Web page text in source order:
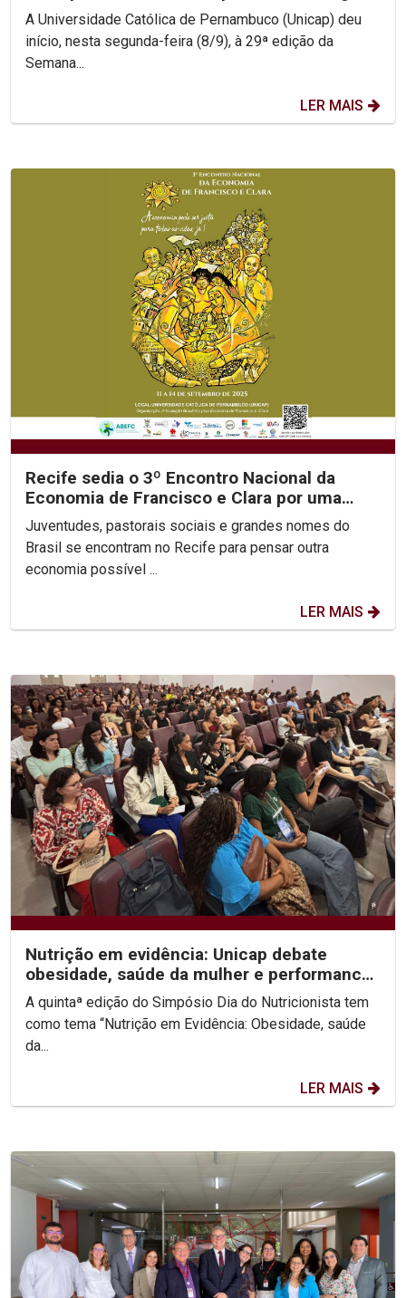
contemporânea
A Universidade Católica de Pernambuco (Unicap) deu
início, nesta segunda-feira (8/9), à 29ª edição da
Semana...
LER MAIS
Recife sedia o 3º Encontro Nacional da
Economia de Francisco e Clara por uma
economia justa e...
Juventudes, pastorais sociais e grandes nomes do
Brasil se encontram no Recife para pensar outra
economia possível ...
LER MAIS
Nutrição em evidência: Unicap debate
obesidade, saúde da mulher e performance
no V Simpósio Dia...
A quintaª edição do Simpósio Dia do Nutricionista tem
como tema “Nutrição em Evidência: Obesidade, saúde
da...
LER MAIS